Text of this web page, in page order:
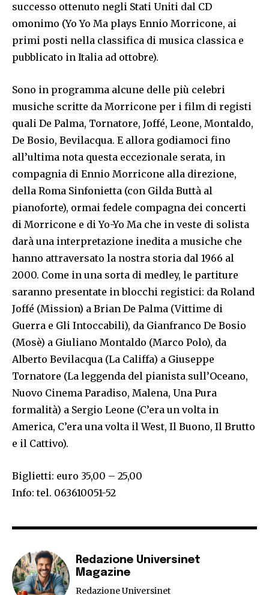
successo ottenuto negli Stati Uniti dal CD
omonimo (Yo Yo Ma plays Ennio Morricone, ai
primi posti nella classifica di musica classica e
pubblicato in Italia ad ottobre).
Sono in programma alcune delle più celebri
musiche scritte da Morricone per i film di registi
quali De Palma, Tornatore, Joffé, Leone, Montaldo,
De Bosio, Bevilacqua. E allora godiamoci fino
all’ultima nota questa eccezionale serata, in
compagnia di Ennio Morricone alla direzione,
della Roma Sinfonietta (con Gilda Buttà al
pianoforte), ormai fedele compagna dei concerti
di Morricone e di Yo-Yo Ma che in veste di solista
darà una interpretazione inedita a musiche che
hanno attraversato la nostra storia dal 1966 al
2000. Come in una sorta di medley, le partiture
saranno presentate in blocchi registici: da Roland
Joffé (Mission) a Brian De Palma (Vittime di
Guerra e Gli Intoccabili), da Gianfranco De Bosio
(Mosè) a Giuliano Montaldo (Marco Polo), da
Alberto Bevilacqua (La Califfa) a Giuseppe
Tornatore (La leggenda del pianista sull’Oceano,
Nuovo Cinema Paradiso, Malena, Una Pura
formalità) a Sergio Leone (C’era un volta in
America, C’era una volta il West, Il Buono, Il Brutto
e il Cattivo).
Biglietti: euro 35,00 – 25,00
Info: tel. 063610051-52
Redazione Universinet
Magazine
Redazione Universinet